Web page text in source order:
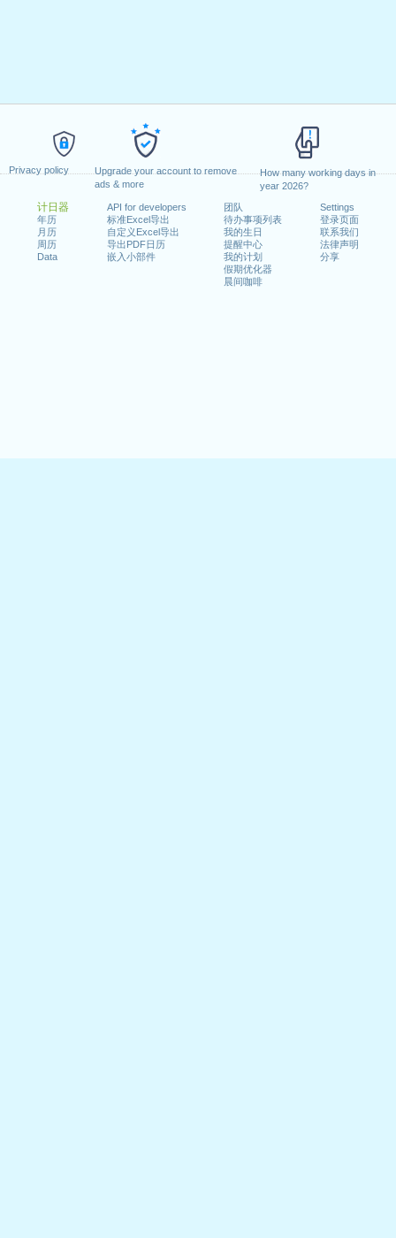
Privacy policy
Upgrade your account to remove
ads & more
How many working days in
year 2026?
计日器
年历
月历
周历
Data
API for developers
标准Excel导出
自定义Excel导出
导出PDF日历
嵌入小部件
团队
待办事项列表
我的生日
提醒中心
我的计划
假期优化器
晨间咖啡
Settings
登录页面
联系我们
法律声明
分享